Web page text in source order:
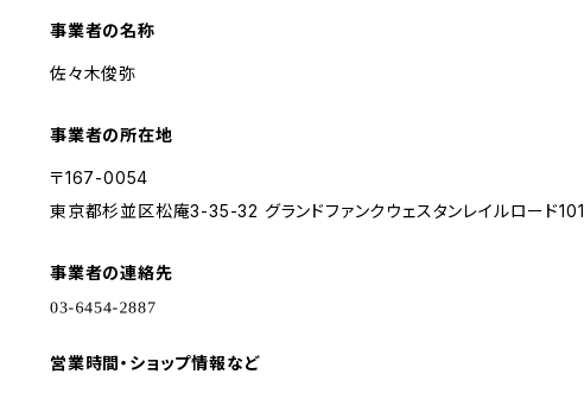
事業者の名称
佐々木俊弥
事業者の所在地
〒167-0054
東京都杉並区松庵3-35-32 グランドファンクウェスタンレイルロード101
事業者の連絡先
営業時間・ショップ情報など